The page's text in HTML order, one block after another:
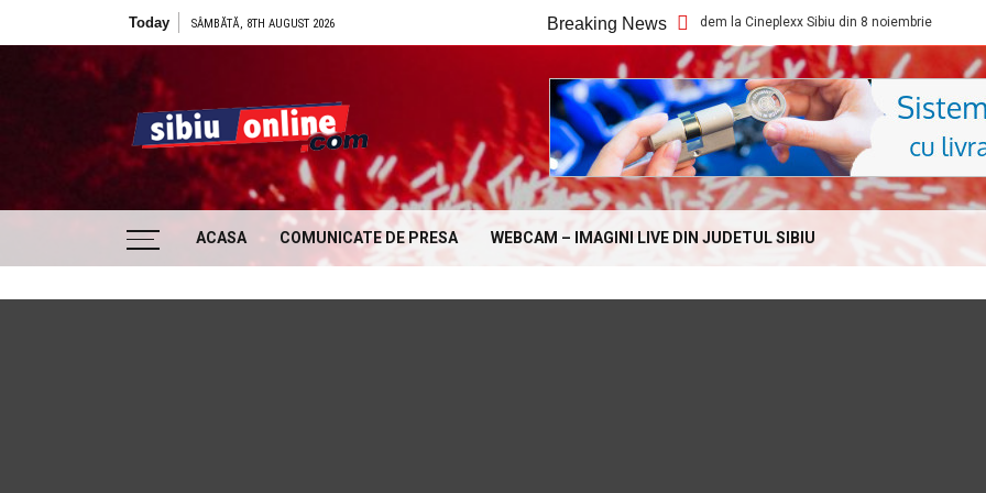
Today SÂMBĂTĂ, 8TH AUGUST 2026 Breaking News
Ce filme noi vedem la Cineplexx Sibiu din 8 noiembrie Ce
SibiuOnline.com
… locatii si evenimente din Sibiu!!!
ACASA COMUNICATE DE PRESA WEBCAM – IMAGINI LIVE DIN JUDETUL SIBIU